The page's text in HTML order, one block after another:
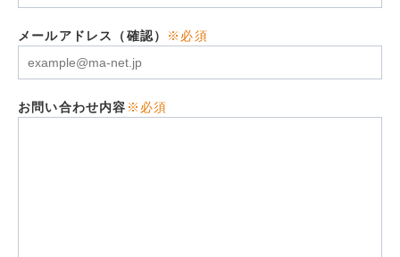
メールアドレス（確認） ※必須
お問い合わせ内容 ※必須